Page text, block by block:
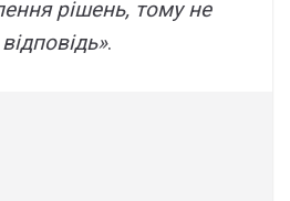
рішень, тому не
.